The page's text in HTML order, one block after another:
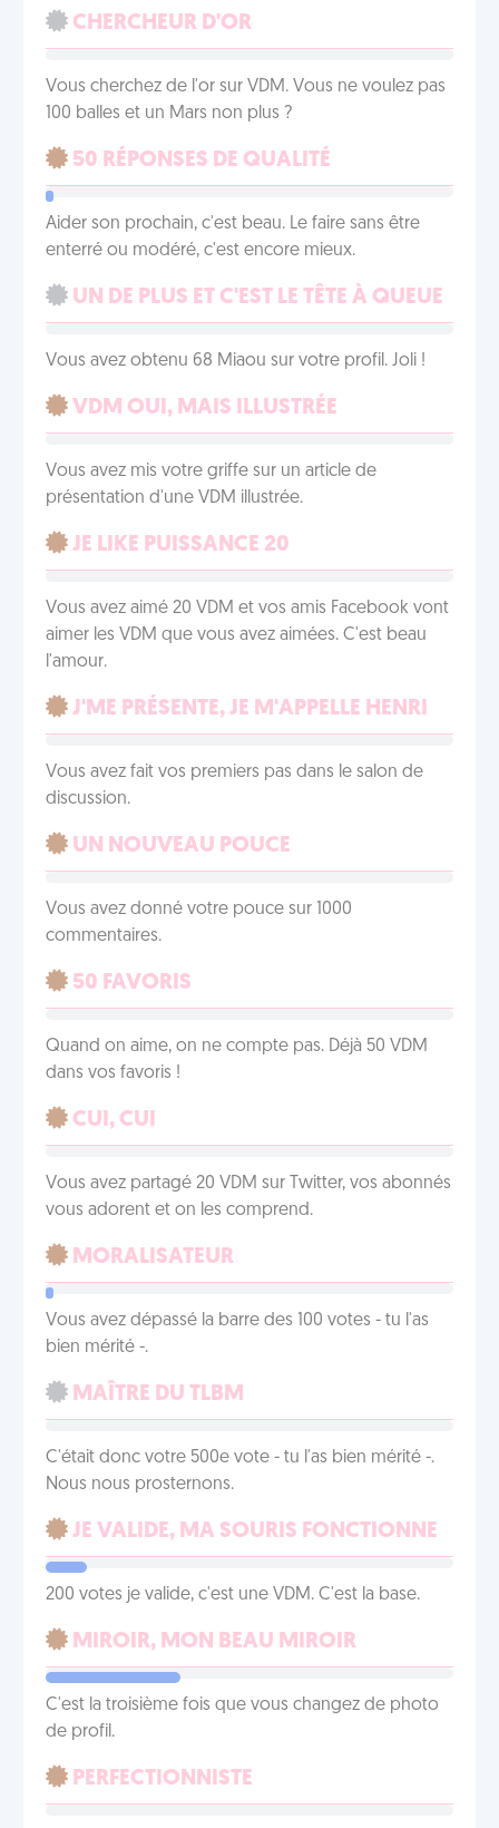
CHERCHEUR D'OR
Vous cherchez de l'or sur VDM. Vous ne voulez pas
100 balles et un Mars non plus ?
50 RÉPONSES DE QUALITÉ
Aider son prochain, c'est beau. Le faire sans être
enterré ou modéré, c'est encore mieux.
UN DE PLUS ET C'EST LE TÊTE À QUEUE
Vous avez obtenu 68 Miaou sur votre profil. Joli !
VDM OUI, MAIS ILLUSTRÉE
Vous avez mis votre griffe sur un article de
présentation d'une VDM illustrée.
JE LIKE PUISSANCE 20
Vous avez aimé 20 VDM et vos amis Facebook vont
aimer les VDM que vous avez aimées. C'est beau
l'amour.
J'ME PRÉSENTE, JE M'APPELLE HENRI
Vous avez fait vos premiers pas dans le salon de
discussion.
UN NOUVEAU POUCE
Vous avez donné votre pouce sur 1000
commentaires.
50 FAVORIS
Quand on aime, on ne compte pas. Déjà 50 VDM
dans vos favoris !
CUI, CUI
Vous avez partagé 20 VDM sur Twitter, vos abonnés
vous adorent et on les comprend.
MORALISATEUR
Vous avez dépassé la barre des 100 votes - tu l'as
bien mérité -.
MAÎTRE DU TLBM
C'était donc votre 500e vote - tu l'as bien mérité -.
Nous nous prosternons.
JE VALIDE, MA SOURIS FONCTIONNE
200 votes je valide, c'est une VDM. C'est la base.
MIROIR, MON BEAU MIROIR
C'est la troisième fois que vous changez de photo
de profil.
PERFECTIONNISTE